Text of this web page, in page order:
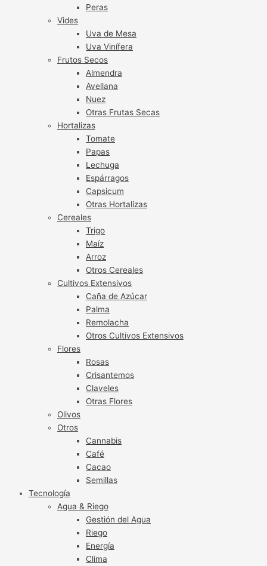
Peras
Vides
Uva de Mesa
Uva Vinífera
Frutos Secos
Almendra
Avellana
Nuez
Otras Frutas Secas
Hortalizas
Tomate
Papas
Lechuga
Espárragos
Capsicum
Otras Hortalizas
Cereales
Trigo
Maíz
Arroz
Otros Cereales
Cultivos Extensivos
Caña de Azúcar
Palma
Remolacha
Otros Cultivos Extensivos
Flores
Rosas
Crisantemos
Claveles
Otras Flores
Olivos
Otros
Cannabis
Café
Cacao
Semillas
Tecnología
Agua & Riego
Gestión del Agua
Riego
Energía
Clima